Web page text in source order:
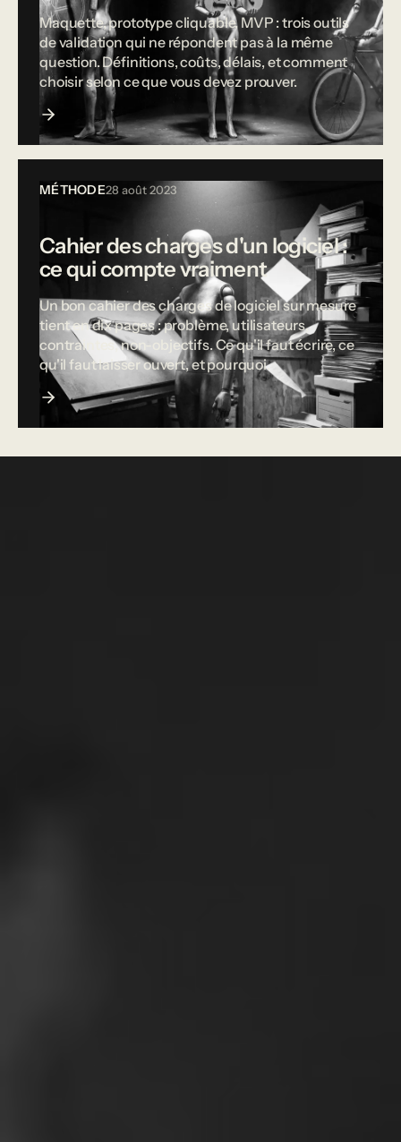
Maquette, prototype cliquable, MVP : trois outils
de validation qui ne répondent pas à la même
question. Définitions, coûts, délais, et comment
choisir selon ce que vous devez prouver.
MÉTHODE28 août 2023
Cahier des charges d'un logiciel :
ce qui compte vraiment
Un bon cahier des charges de logiciel sur mesure
tient en dix pages : problème, utilisateurs,
contraintes, non-objectifs. Ce qu'il faut écrire, ce
qu'il faut laisser ouvert, et pourquoi.